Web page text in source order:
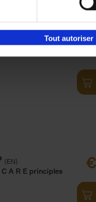
Tout autoriser
(EN)
A R E principles €